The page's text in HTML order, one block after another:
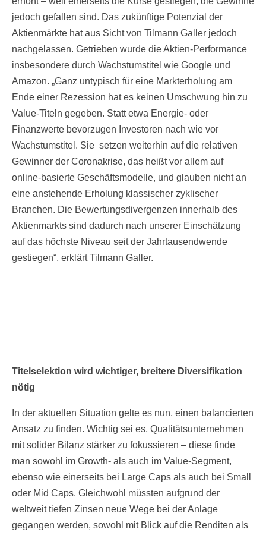
jedoch gefallen sind. Das zukünftige Potenzial der
Aktienmärkte hat aus Sicht von Tilmann Galler jedoch
nachgelassen. Getrieben wurde die Aktien-Performance
insbesondere durch Wachstumstitel wie Google und
Amazon. „Ganz untypisch für eine Markterholung am
Ende einer Rezession hat es keinen Umschwung hin zu
Value-Titeln gegeben. Statt etwa Energie- oder
Finanzwerte bevorzugen Investoren nach wie vor
Wachstumstitel. Sie setzen weiterhin auf die relativen
Gewinner der Coronakrise, das heißt vor allem auf
online-basierte Geschäftsmodelle, und glauben nicht an
eine anstehende Erholung klassischer zyklischer
Branchen. Die Bewertungsdivergenzen innerhalb des
Aktienmarkts sind dadurch nach unserer Einschätzung
auf das höchste Niveau seit der Jahrtausendwende
gestiegen“, erklärt Tilmann Galler.
Titelselektion wird wichtiger, breitere Diversifikation
nötig
In der aktuellen Situation gelte es nun, einen balancierten
Ansatz zu finden. Wichtig sei es, Qualitätsunternehmen
mit solider Bilanz stärker zu fokussieren – diese finde
man sowohl im Growth- als auch im Value-Segment,
ebenso wie einerseits bei Large Caps als auch bei Small
oder Mid Caps. Gleichwohl müssten aufgrund der
weltweit tiefen Zinsen neue Wege bei der Anlage
gegangen werden, sowohl mit Blick auf die Renditen als